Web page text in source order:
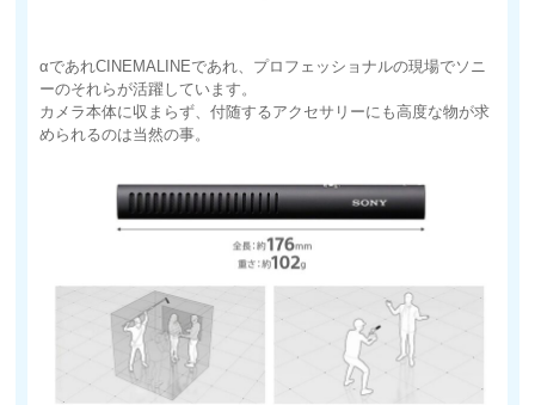
αであれCINEMALINEであれ、プロフェッショナルの現場でソニ
ーのそれらが活躍しています。
カメラ本体に収まらず、付随するアクセサリーにも高度な物が求
められるのは当然の事。